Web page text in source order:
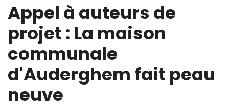
Appel à auteurs de
projet : La maison
communale
d'Auderghem fait peau
neuve